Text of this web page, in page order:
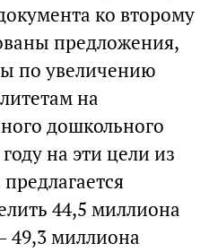
ко второму
предложения,
по увеличению
на
дошкольного
на эти цели из
44,5 миллиона
49,3 миллиона